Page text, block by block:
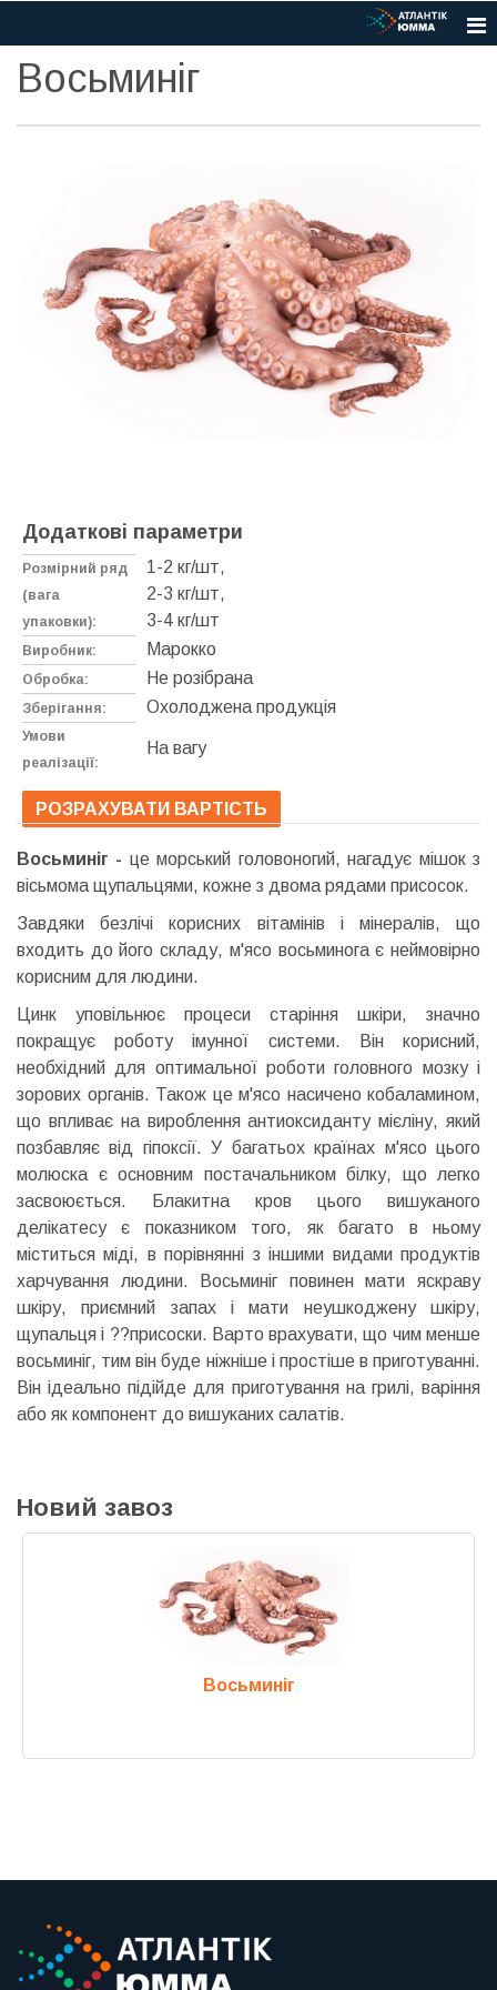
Восьминіг
Додаткові параметри
Розмірний ряд
(вага
упаковки):
1-2 кг/шт,
2-3 кг/шт,
3-4 кг/шт
Виробник: Марокко
Обробка: Не розібрана
Зберігання: Охолоджена продукція
Умови
реалізації:
На вагу
РОЗРАХУВАТИ ВАРТІСТЬ
Восьминіг - це морський головоногий, нагадує мішок з
вісьмома щупальцями, кожне з двома рядами присосок.
Завдяки безлічі корисних вітамінів і мінералів, що
входить до його складу, м'ясо восьминога є неймовірно
корисним для людини.
Цинк уповільнює процеси старіння шкіри, значно
покращує роботу імунної системи. Він корисний,
необхідний для оптимальної роботи головного мозку і
зорових органів. Також це м'ясо насичено кобаламином,
що впливає на вироблення антиоксиданту мієліну, який
позбавляє від гіпоксії. У багатьох країнах м'ясо цього
молюска є основним постачальником білку, що легко
засвоюється. Блакитна кров цього вишуканого
делікатесу є показником того, як багато в ньому
міститься міді, в порівнянні з іншими видами продуктів
харчування людини. Восьминіг повинен мати яскраву
шкіру, приємний запах і мати неушкоджену шкіру,
щупальця і ??присоски. Варто врахувати, що чим менше
восьминіг, тим він буде ніжніше і простіше в приготуванні.
Він ідеально підійде для приготування на грилі, варіння
або як компонент до вишуканих салатів.
Новий завоз
Восьминіг